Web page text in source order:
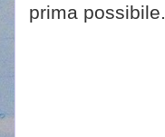
prima possibile.